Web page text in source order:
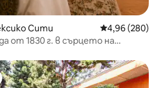
Сити Средна
4,96 (280)
от 1830 г. в сърцето на